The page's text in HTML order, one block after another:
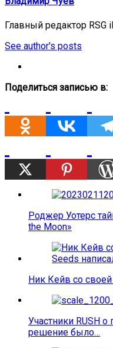
Главный редактор RSG
See author's posts
Поделиться записью в:
Роджер Уотерс
the Moon»
Ник Кейв со своей
Участники RUSH
решение было…